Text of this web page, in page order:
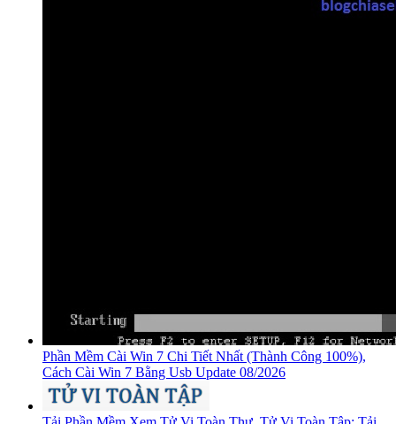
Phần Mềm Cài Win 7 Chi Tiết Nhất (Thành Công 100%),
Cách Cài Win 7 Bằng Usb Update 08/2026